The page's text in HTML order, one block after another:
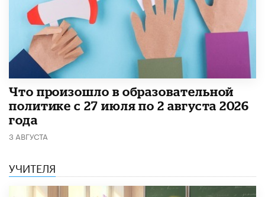
​Что произошло в образовательной
политике с 27 июля по 2 августа 2026
года
3 АВГУСТА
УЧИТЕЛЯ